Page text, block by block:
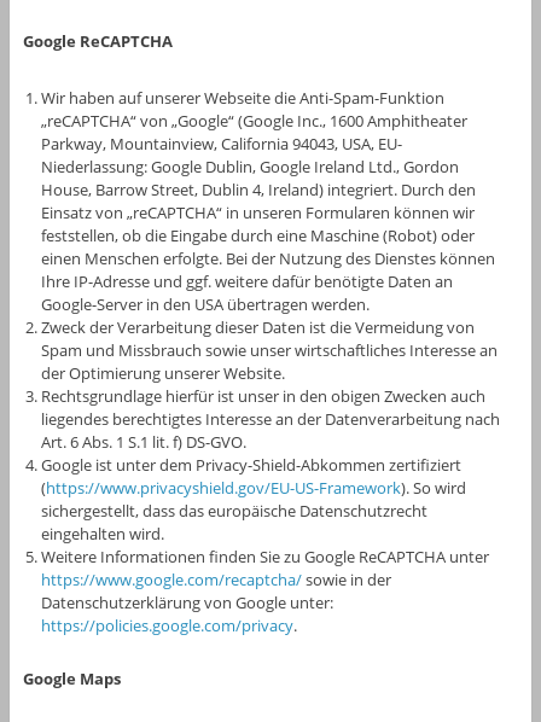
Google ReCAPTCHA
Wir haben auf unserer Webseite die Anti-Spam-Funktion
„reCAPTCHA“ von „Google“ (Google Inc., 1600 Amphitheater
Parkway, Mountainview, California 94043, USA, EU-
Niederlassung: Google Dublin, Google Ireland Ltd., Gordon
House, Barrow Street, Dublin 4, Ireland) integriert. Durch den
Einsatz von „reCAPTCHA“ in unseren Formularen können wir
feststellen, ob die Eingabe durch eine Maschine (Robot) oder
einen Menschen erfolgte. Bei der Nutzung des Dienstes können
Ihre IP-Adresse und ggf. weitere dafür benötigte Daten an
Google-Server in den USA übertragen werden.
Zweck der Verarbeitung dieser Daten ist die Vermeidung von
Spam und Missbrauch sowie unser wirtschaftliches Interesse an
der Optimierung unserer Website.
Rechtsgrundlage hierfür ist unser in den obigen Zwecken auch
liegendes berechtigtes Interesse an der Datenverarbeitung nach
Art. 6 Abs. 1 S.1 lit. f) DS-GVO.
Google ist unter dem Privacy-Shield-Abkommen zertifiziert
(https://www.privacyshield.gov/EU-US-Framework). So wird
sichergestellt, dass das europäische Datenschutzrecht
eingehalten wird.
Weitere Informationen finden Sie zu Google ReCAPTCHA unter
https://www.google.com/recaptcha/sowie in der
Datenschutzerklärung von Google unter:
https://policies.google.com/privacy.
Google Maps